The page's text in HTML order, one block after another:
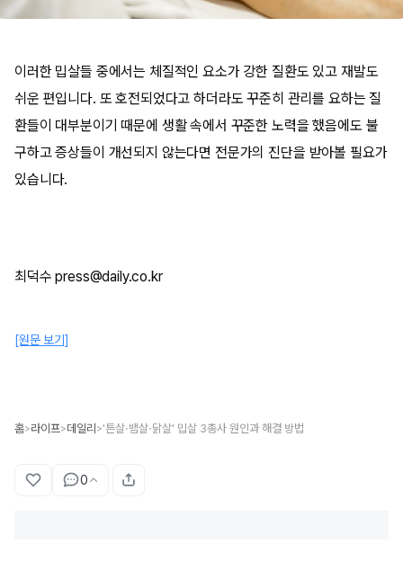
이러한 밉살들 중에서는 체질적인 요소가 강한 질환도 있고 재발도
쉬운 편입니다. 또 호전되었다고 하더라도 꾸준히 관리를 요하는 질
환들이 대부분이기 때문에 생활 속에서 꾸준한 노력을 했음에도 불
구하고 증상들이 개선되지 않는다면 전문가의 진단을 받아볼 필요가
있습니다.
최덕수 press@daily.co.kr
[원문 보기]
홈>라이프>데일리 >'튼살·뱀살·닭살' 밉살 3총사 원인과 해결 방법
0